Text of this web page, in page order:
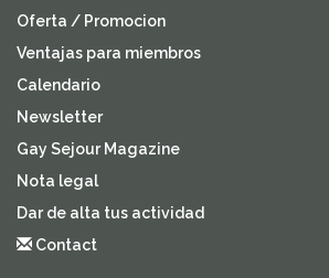
Oferta / Promocion
Ventajas para miembros
Calendario
Newsletter
Gay Sejour Magazine
Nota legal
Dar de alta tus actividad
Contact